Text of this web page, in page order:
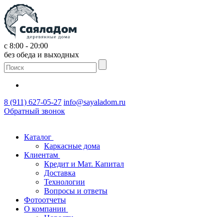
с 8:00 - 20:00
без обеда и выходных
8 (911) 627-05-27 info@sayaladom.ru
Обратный звонок
Каталог
Каркасные дома
Клиентам
Кредит и Мат. Капитал
Доставка
Технологии
Вопросы и ответы
Фотоотчеты
О компании